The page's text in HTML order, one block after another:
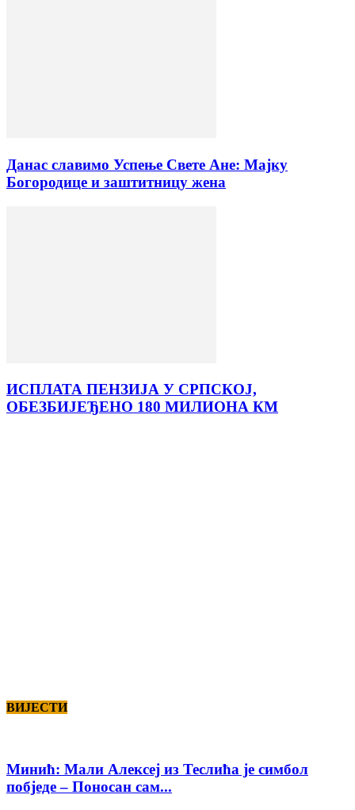
Данас славимо Успење Свете Ане: Мајку
Богородице и заштитницу жена
ИСПЛАТА ПЕНЗИЈА У СРПСКОЈ,
ОБЕЗБИЈЕЂЕНО 180 МИЛИОНА КМ
ВИЈЕСТИ
Минић: Мали Алексеј из Теслића је симбол
побједе – Поносан сам...